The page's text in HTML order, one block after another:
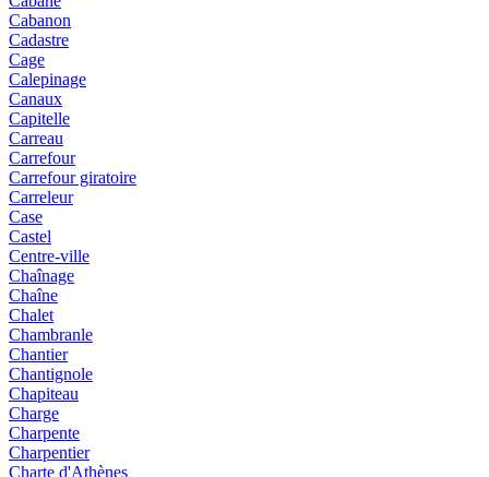
Cabanon
Cadastre
Cage
Calepinage
Canaux
Capitelle
Carreau
Carrefour
Carrefour giratoire
Carreleur
Case
Castel
Centre-ville
Chaînage
Chaîne
Chalet
Chambranle
Chantier
Chantignole
Chapiteau
Charge
Charpente
Charpentier
Charte d'Athènes